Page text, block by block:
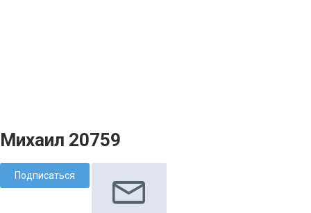
Михаил 20759
Подписаться